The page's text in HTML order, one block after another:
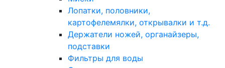
Лопатки, половники,
картофелемялки, открывалки и т.д.
Держатели ножей, органайзеры,
подставки
Фильтры для воды